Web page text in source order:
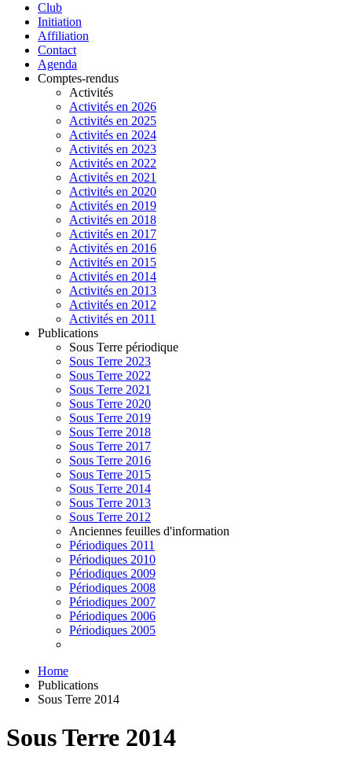
Club
Initiation
Affiliation
Contact
Agenda
Comptes-rendus
Activités
Activités en 2026
Activités en 2025
Activités en 2024
Activités en 2023
Activités en 2022
Activités en 2021
Activités en 2020
Activités en 2019
Activités en 2018
Activités en 2017
Activités en 2016
Activités en 2015
Activités en 2014
Activités en 2013
Activités en 2012
Activités en 2011
Publications
Sous Terre périodique
Sous Terre 2023
Sous Terre 2022
Sous Terre 2021
Sous Terre 2020
Sous Terre 2019
Sous Terre 2018
Sous Terre 2017
Sous Terre 2016
Sous Terre 2015
Sous Terre 2014
Sous Terre 2013
Sous Terre 2012
Anciennes feuilles d'information
Périodiques 2011
Périodiques 2010
Périodiques 2009
Périodiques 2008
Périodiques 2007
Périodiques 2006
Périodiques 2005
Home
Publications
Sous Terre 2014
Sous Terre 2014